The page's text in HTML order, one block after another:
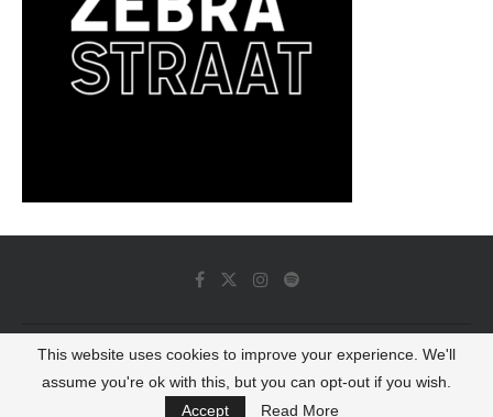
© 2022 - Luminous Dash All Rights Reserved
BACK TO TOP
This website uses cookies to improve your experience. We'll
assume you're ok with this, but you can opt-out if you wish.
Accept
Read More